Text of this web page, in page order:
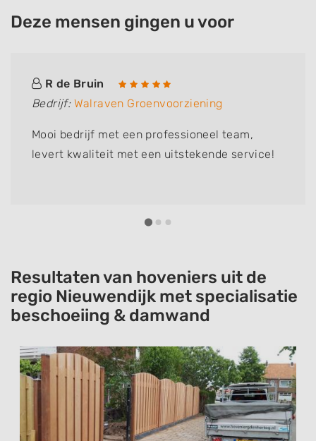
Deze mensen gingen u voor
R de Bruin
Bedrijf: Walraven Groenvoorziening
Mooi bedrijf met een professioneel team,
levert kwaliteit met een uitstekende service!
Resultaten van hoveniers uit de
regio Nieuwendijk met specialisatie
beschoeiing & damwand